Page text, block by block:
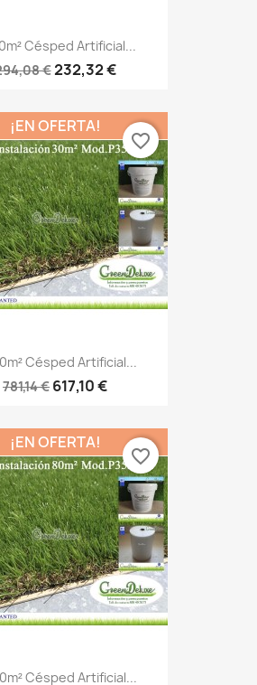
Césped Artificial...
€232,32 €
Césped Artificial...
781,14 € 617,10 €
¡EN OFERTA!
favorite_border
Césped Artificial...
¡EN OFERTA!
favorite_border